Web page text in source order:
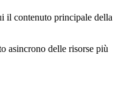
il contenuto principale della
asincrono delle risorse più